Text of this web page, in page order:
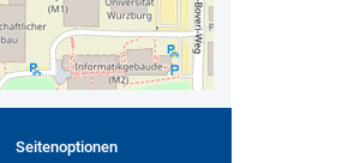
Seitenoptionen